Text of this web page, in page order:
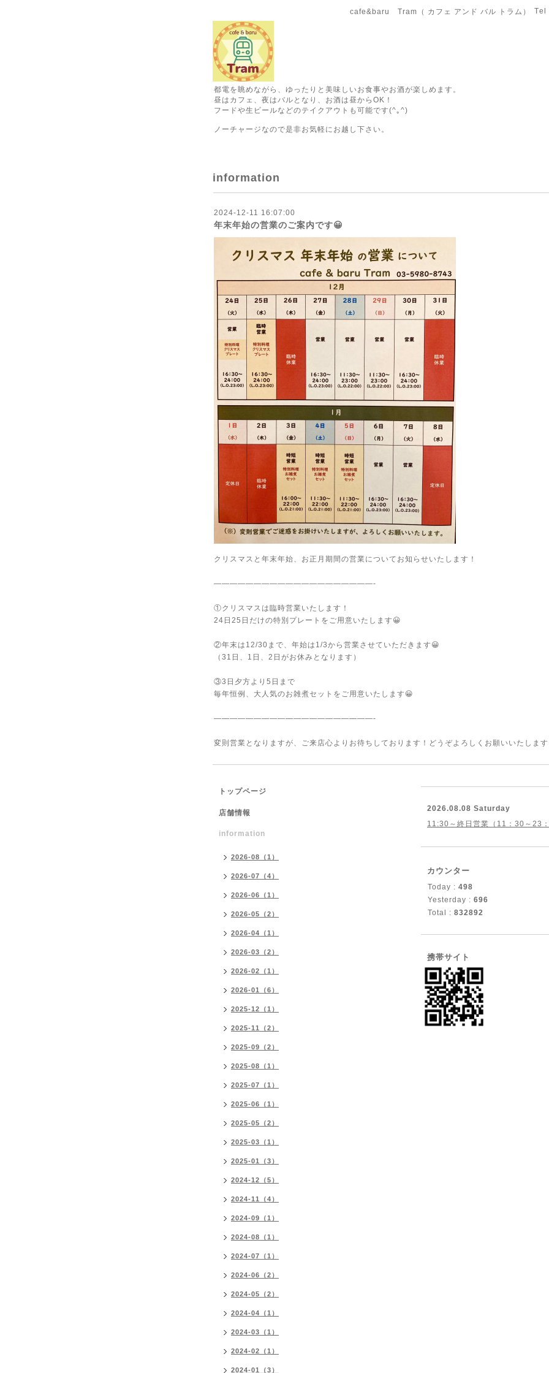
cafe&baru Tram（ カフェ アンド バル トラム） Tel
都電を眺めながら、ゆったりと美味しいお食事やお酒が楽しめます。
昼はカフェ、夜はバルとなり、お酒は昼からOK！
フードや生ビールなどのテイクアウトも可能です(^｡^)
ノーチャージなので是非お気軽にお越し下さい。
information
2024-12-11 16:07:00
年末年始の営業のご案内です😀
クリスマスと年末年始、お正月期間の営業についてお知らせいたします！
————————————————————-
①クリスマスは臨時営業いたします！
24日25日だけの特別プレートをご用意いたします😀
②年末は12/30まで、年始は1/3から営業させていただきます😀
（31日、1日、2日がお休みとなります）
③3日夕方より5日まで
毎年恒例、大人気のお雑煮セットをご用意いたします😀
————————————————————-
変則営業となりますが、ご来店心よりお待ちしております！どうぞよろしくお願いいたしま
トップページ
店舗情報
information
2026-08（1）
2026-07（4）
2026-06（1）
2026-05（2）
2026-04（1）
2026-03（2）
2026-02（1）
2026-01（6）
2025-12（1）
2025-11（2）
2025-09（2）
2025-08（1）
2025-07（1）
2025-06（1）
2025-05（2）
2025-03（1）
2025-01（3）
2024-12（5）
2024-11（4）
2024-09（1）
2024-08（1）
2024-07（1）
2024-06（2）
2024-05（2）
2024-04（1）
2024-03（1）
2024-02（1）
2024-01（3）
2026.08.08 Saturday
11:30～終日営業（11：30～23
カウンター
Today : 498
Yesterday : 696
Total : 832892
携帯サイト